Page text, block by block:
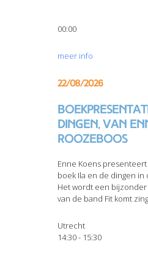
00:00
meer info
22/08/2026
dingen, van
Roozeboos
Enne Koens
boek Ila en de dingen
Het wordt een
van de band Fit komt
Utrecht
14:30 - 15:30